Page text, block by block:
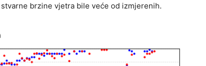
brzine vjetra bile veće od izmjerenih.